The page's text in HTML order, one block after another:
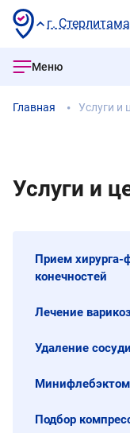
г.
Меню
Главная Услуги и
Услуги и
Прием
конечностей
Лечение
Удаление
Подбор